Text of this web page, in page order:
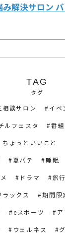
み解決サロン
TAG
タグ
相談サロン イベ
ルフェスタ 番
ょっといいこと
夏バテ 睡眠
ドラマ 旅行
ラックス 期間限
eスポーツ
ウェルネス